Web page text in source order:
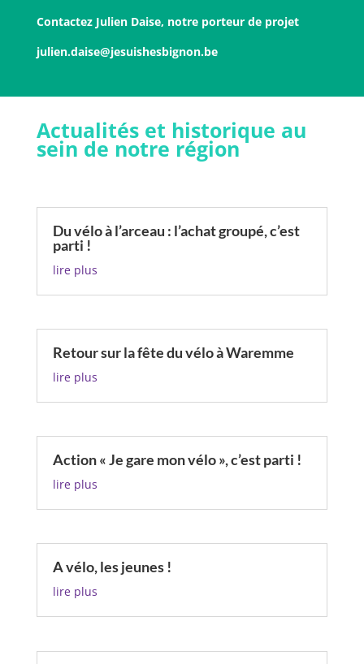
Contactez Julien Daise, notre porteur de projet
julien.daise@jesuishesbignon.be
Actualités et historique au
sein de notre région
Du vélo à l’arceau : l’achat groupé, c’est
parti !
lire plus
Retour sur la fête du vélo à Waremme
lire plus
Action « Je gare mon vélo », c’est parti !
lire plus
A vélo, les jeunes !
lire plus